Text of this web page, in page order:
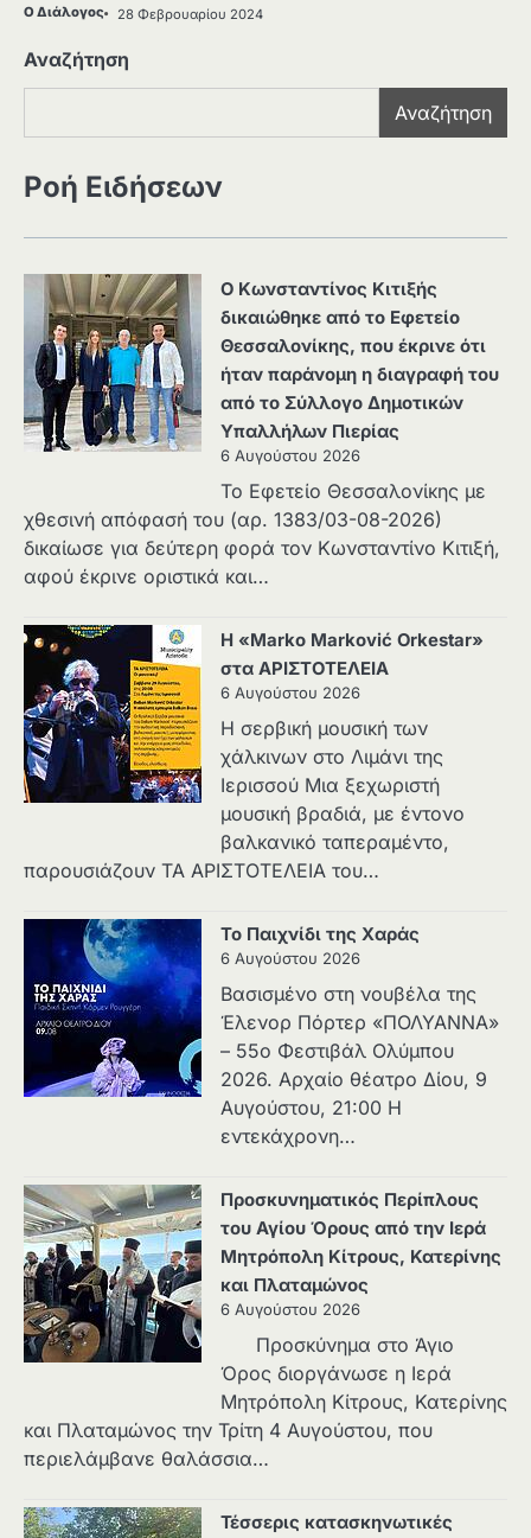
Ο Διάλογος 28 Φεβρουαρίου 2024
Αναζήτηση
Αναζήτηση
Ροή Ειδήσεων
Ο Κωνσταντίνος Κιτιξής
δικαιώθηκε από το Εφετείο
Θεσσαλονίκης, που έκρινε ότι
ήταν παράνομη η διαγραφή του
από το Σύλλογο Δημοτικών
Υπαλλήλων Πιερίας
6 Αυγούστου 2026
Το Εφετείο Θεσσαλονίκης με
χθεσινή απόφασή του (αρ. 1383/03-08-2026)
δικαίωσε για δεύτερη φορά τον Κωνσταντίνο Κιτιξή,
αφού έκρινε οριστικά και…
Η «Marko Marković Orkestar»
στα ΑΡΙΣΤΟΤΕΛΕΙΑ
6 Αυγούστου 2026
Η σερβική μουσική των
χάλκινων στο Λιμάνι της
Ιερισσού Μια ξεχωριστή
μουσική βραδιά, με έντονο
βαλκανικό ταπεραμέντο,
παρουσιάζουν ΤΑ ΑΡΙΣΤΟΤΕΛΕΙΑ του…
Το Παιχνίδι της Χαράς
6 Αυγούστου 2026
Βασισμένο στη νουβέλα της
Έλενορ Πόρτερ «ΠΟΛΥΑΝΝΑ»
– 55ο Φεστιβάλ Ολύμπου
2026. Αρχαίο θέατρο Δίου, 9
Αυγούστου, 21:00 Η
εντεκάχρονη…
Προσκυνηματικός Περίπλους
του Αγίου Όρους από την Ιερά
Μητρόπολη Κίτρους, Κατερίνης
και Πλαταμώνος
6 Αυγούστου 2026
Προσκύνημα στο Άγιο
Όρος διοργάνωσε η Ιερά
Μητρόπολη Κίτρους, Κατερίνης
και Πλαταμώνος την Τρίτη 4 Αυγούστου, που
περιελάμβανε θαλάσσια…
Τέσσερις κατασκηνωτικές